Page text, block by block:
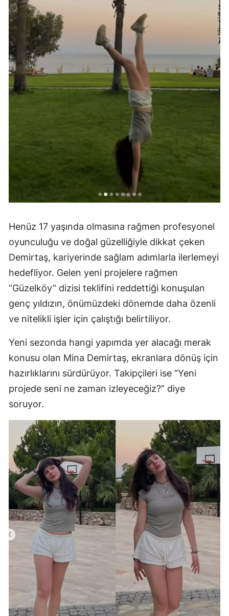
Henüz 17 yaşında olmasına rağmen profesyonel
oyunculuğu ve doğal güzelliğiyle dikkat çeken
Demirtaş, kariyerinde sağlam adımlarla ilerlemeyi
hedefliyor. Gelen yeni projelere rağmen
“Güzelköy” dizisi teklifini reddettiği konuşulan
genç yıldızın, önümüzdeki dönemde daha özenli
ve nitelikli işler için çalıştığı belirtiliyor.
Yeni sezonda hangi yapımda yer alacağı merak
konusu olan Mina Demirtaş, ekranlara dönüş için
hazırlıklarını sürdürüyor. Takipçileri ise “Yeni
projede seni ne zaman izleyeceğiz?” diye
soruyor.